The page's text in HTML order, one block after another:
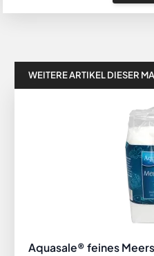
WEITERE ARTIKEL DIESER
Aquasale® feines